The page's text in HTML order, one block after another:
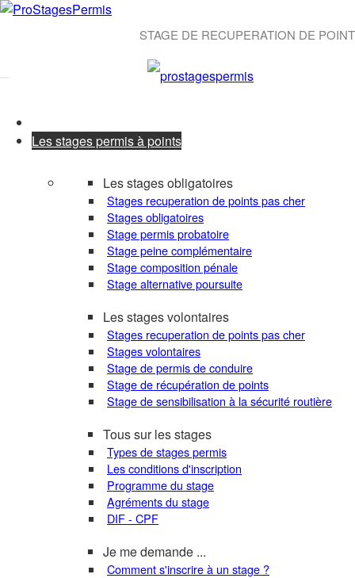
STAGE DE RECUPERATION DE
Les stages permis à points
Les stages obligatoires
Stages recuperation de points pas cher
Stages obligatoires
Stage permis probatoire
Stage peine complémentaire
Stage composition pénale
Stage alternative poursuite
Les stages volontaires
Stages recuperation de points pas cher
Stages volontaires
Stage de permis de conduire
Stage de récupération de points
Stage de sensibilisation à la sécurité routière
Tous sur les stages
Types de stages permis
Les conditions d'inscription
Programme du stage
Agréments du stage
DIF - CPF
Je me demande ...
Comment s'inscrire à un stage ?